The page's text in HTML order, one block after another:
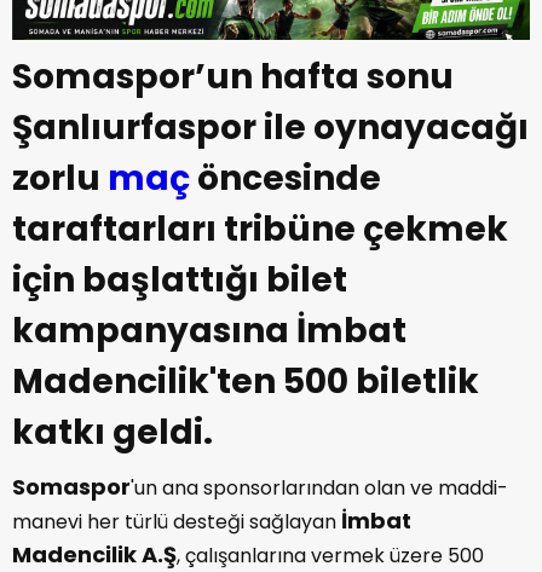
Somaspor’un hafta sonu
Şanlıurfaspor ile oynayacağı
zorlu maçöncesinde
taraftarları tribüne çekmek
için başlattığı bilet
kampanyasına İmbat
Madencilik'ten 500 biletlik
katkı geldi.
Somaspor'un ana sponsorlarından olan ve maddi-
manevi her türlü desteği sağlayan İmbat
Madencilik A.Ş, çalışanlarına vermek üzere 500